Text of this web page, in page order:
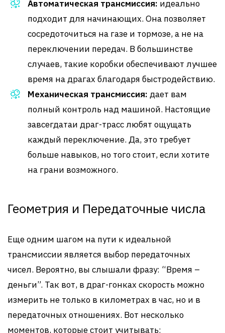
Автоматическая трансмиссия: идеально
подходит для начинающих. Она позволяет
сосредоточиться на газе и тормозе, а не на
переключении передач. В большинстве
случаев, такие коробки обеспечивают лучшее
время на драгах благодаря быстродействию.
Механическая трансмиссия: дает вам
полный контроль над машиной. Настоящие
завсегдатаи драг-трасс любят ощущать
каждый переключение. Да, это требует
больше навыков, но того стоит, если хотите
на грани возможного.
Геометрия и Передаточные числа
Еще одним шагом на пути к идеальной
трансмиссии является выбор передаточных
чисел. Вероятно, вы слышали фразу: “Время –
деньги”. Так вот, в драг-гонках скорость можно
измерить не только в километрах в час, но и в
передаточных отношениях. Вот несколько
моментов, которые стоит учитывать: